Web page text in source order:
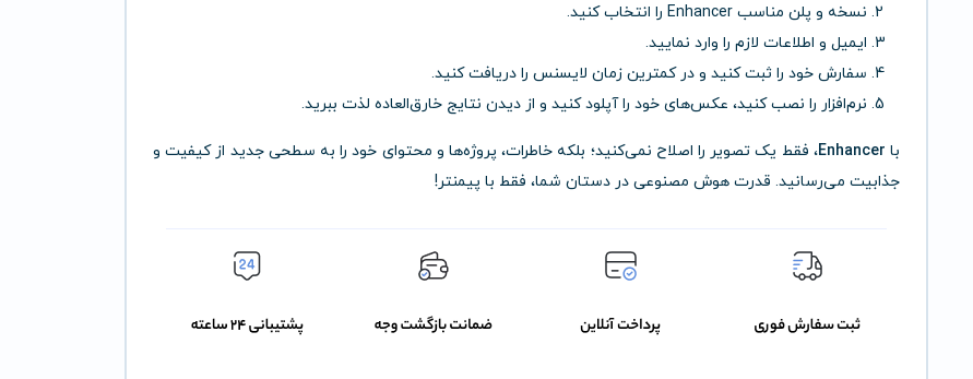
نسخه و پلن مناسب Enhancer را انتخاب کنید.
ایمیل و اطلاعات لازم را وارد نمایید.
سفارش خود را ثبت کنید و در کمترین زمان لایسنس را دریافت کنید.
نرم‌افزار را نصب کنید، عکس‌های خود را آپلود کنید و از دیدن نتایج خارق‌العاده لذت ببرید.
با Enhancer، فقط یک تصویر را اصلاح نمی‌کنید؛ بلکه خاطرات، پروژه‌ها و محتوای خود را به سطحی جدید از کیفیت و
جذابیت می‌رسانید. قدرت هوش مصنوعی در دستان شما، فقط با پیمنتر!